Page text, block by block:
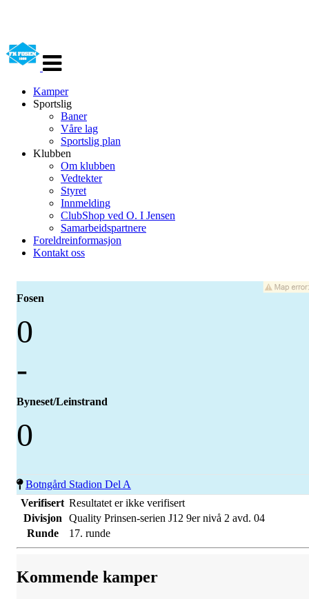
navigasjon
Kamper
Sportslig
Baner
Våre lag
Sportslig plan
Klubben
Om klubben
Vedtekter
Styret
Innmelding
ClubShop ved O. I Jensen
Samarbeidspartnere
Foreldreinformasjon
Kontakt oss
Fosen
0
-
Byneset/Leinstrand
0
Botngård Stadion Del A
Verifisert Resultatet er ikke verifisert
Divisjon
Quality Prinsen-serien J12 9er nivå 2 avd. 04
Runde
17. runde
Kommende kamper